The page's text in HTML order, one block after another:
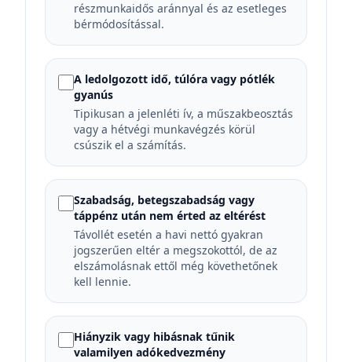
részmunkaidős aránnyal és az esetleges
bérmódosítással.
A ledolgozott idő, túlóra vagy pótlék
gyanús
Tipikusan a jelenléti ív, a műszakbeosztás
vagy a hétvégi munkavégzés körül
csúszik el a számítás.
Szabadság, betegszabadság vagy
táppénz után nem érted az eltérést
Távollét esetén a havi nettó gyakran
jogszerűen eltér a megszokottól, de az
elszámolásnak ettől még követhetőnek
kell lennie.
Hiányzik vagy hibásnak tűnik
valamilyen adókedvezmény